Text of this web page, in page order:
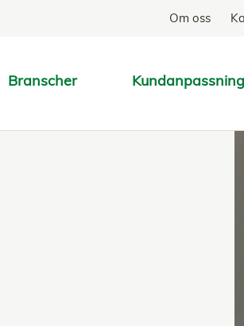
Om oss
Branscher Kundanpassning
SÖK